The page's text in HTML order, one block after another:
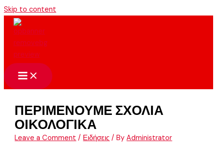
Skip to content
ΠΕΡΙΜΕΝΟΥΜΕ ΣΧΟΛΙΑ
ΟΙΚΟΛΟΓΙΚΑ
Leave a Comment / Ειδήσεις / ByAdministrator